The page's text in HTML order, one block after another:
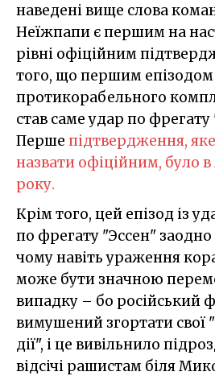
наведені вище слова
Неїжпапи є першим на
рівні офіційним
того, що першим епізодом
протикорабельного
став саме удар по
Перше підтвердження,
назвати офіційним, було
року.
Крім того, цей епізод із
по фрегату "Эссен"
чому навіть ураження
може бути значною
випадку – бо російський
вимушений згортати свої
дії", і це вивільнило
відсічі рашистам біля